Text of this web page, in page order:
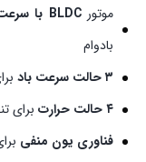
موتورBLDC با سرعت تا ~110,000 دور در دقیقه
بادوام
۳ حالت سرعت باد
۴ حالت حرارت
برای
فناوری یون منفی